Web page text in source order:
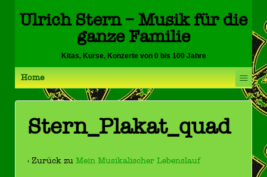
Ulrich Stern – Musik für die
ganze Familie
Kitas, Kurse, Konzerte von 0 bis 100 Jahre
Home ≡
Stern_Plakat_quad
‹ Zurück zu Mein Musikalischer Lebenslauf